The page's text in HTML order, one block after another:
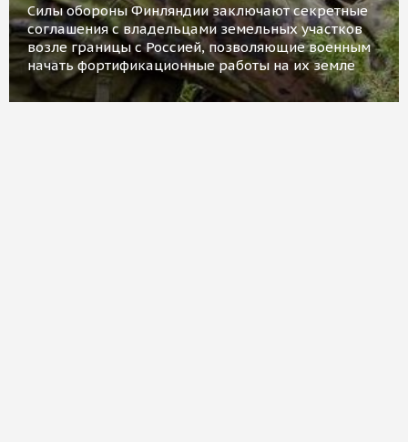
Силы обороны Финляндии заключают секретные
соглашения с владельцами земельных участков
возле границы с Россией, позволяющие военным
начать фортификационные работы на их земле